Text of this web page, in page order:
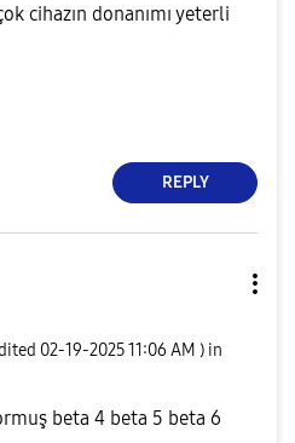
cihazın donanımı yeterli
REPLY
‎02-19-202511:06 AM ) in
beta 4 beta 5 beta 6